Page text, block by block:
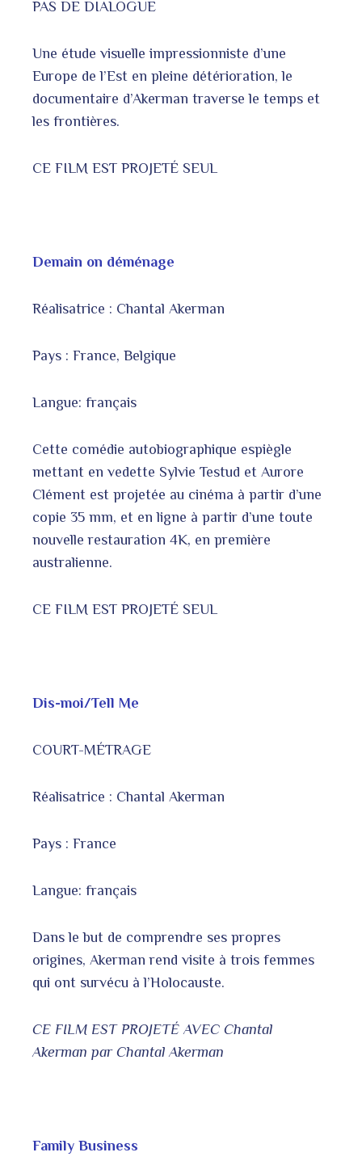
PAS DE DIALOGUE
Une étude visuelle impressionniste d’une
Europe de l’Est en pleine détérioration, le
documentaire d’Akerman traverse le temps et
les frontières.
CE FILM EST PROJETÉ SEUL
Demain on déménage
Réalisatrice : Chantal Akerman
Pays : France, Belgique
Langue: français
Cette comédie autobiographique espiègle
mettant en vedette Sylvie Testud et Aurore
Clément est projetée au cinéma à partir d’une
copie 35 mm, et en ligne à partir d’une toute
nouvelle restauration 4K, en première
australienne.
CE FILM EST PROJETÉ SEUL
Dis-moi/Tell Me
COURT-MÉTRAGE
Réalisatrice : Chantal Akerman
Pays : France
Langue: français
Dans le but de comprendre ses propres
origines, Akerman rend visite à trois femmes
qui ont survécu à l’Holocauste.
CE FILM EST PROJETÉ AVEC Chantal
Akerman par Chantal Akerman
Family Business